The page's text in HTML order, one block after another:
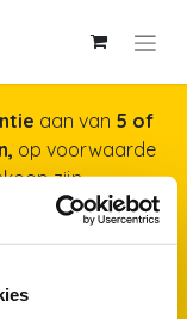
aan van 5 of
op voorwaarde
zijn
maar een